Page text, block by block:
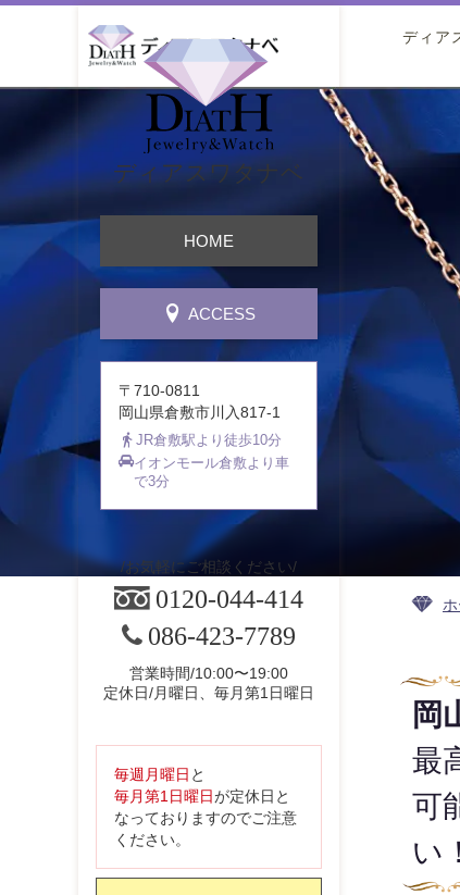
ディア
岡
最
可
い！
ディアスワタナベ
HOME
ACCESS
〒710-0811
岡山県倉敷市川入817-1
JR倉敷駅より徒歩10分
イオンモール倉敷より車
で3分
お気軽にご相談ください
0120-044-414
086-423-7789
営業時間/10:00〜19:00
定休日/月曜日、毎月第1日曜日
毎週月曜日 と
毎月第1日曜日が定休日と
なっておりますのでご注意
ください。